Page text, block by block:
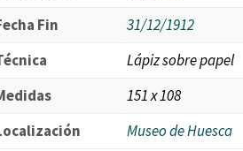
Fin
31/12/1912
Lápiz sobre papel
151 x 108
Museo de Huesca